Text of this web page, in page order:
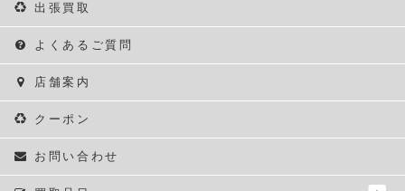
出張買取
よくあるご質問
店舗案内
クーポン
お問い合わせ